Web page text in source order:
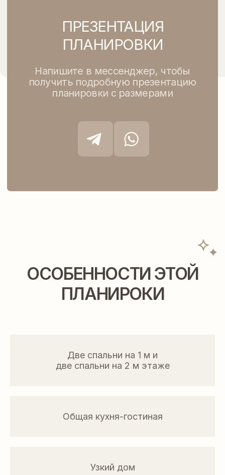
ОСОБЕННОСТИ ЭТОЙ
ПЛАНИРОКИ
Две спальни на 1 м и
две спальни на 2 м этаже
Общая кухня-гостиная
Узкий дом
СТОИМОСТЬ